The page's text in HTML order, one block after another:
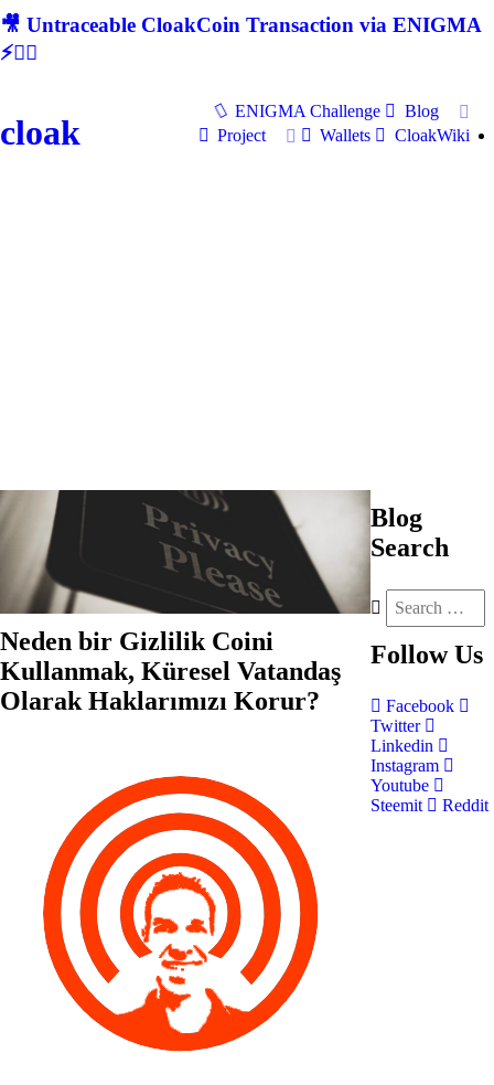
🎥 Untraceable CloakCoin Transaction via ENIGMA
⚡🕵‍♂
cloak
ENIGMA Challenge
Blog
Project
Wallets CloakWiki
Neden bir Gizlilik Coini
Kullanmak, Küresel Vatandaş
Olarak Haklarımızı Korur?
Blog
Search
Follow Us
Facebook
Twitter
Linkedin
Instagram
Youtube
Steemit
Reddit